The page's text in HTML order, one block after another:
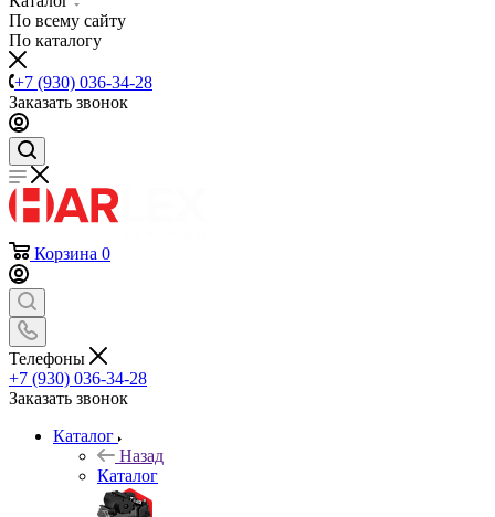
По всему сайту
По каталогу
+7 (930) 036-34-28
Заказать звонок
Корзина 0
Телефоны
+7 (930) 036-34-28
Заказать звонок
Каталог
Назад
Каталог